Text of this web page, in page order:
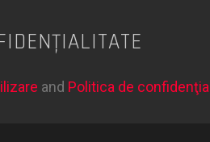
and Politica de